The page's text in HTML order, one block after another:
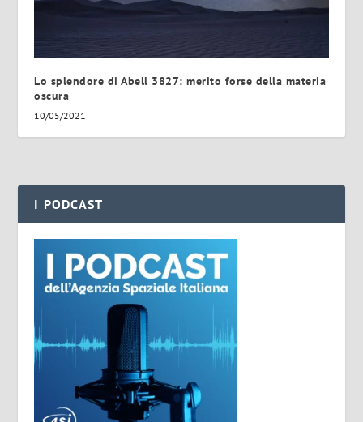
Lo splendore di Abell 3827: merito forse della materia
oscura
10/05/2021
I PODCAST